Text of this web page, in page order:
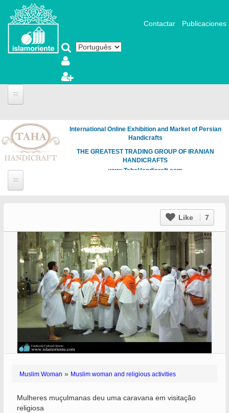
Pular para o conteúdo principal
Contactar Publicaciones
International Online Exhibition and Market of Persian
Handicrafts
THE GREATEST TRADING GROUP OF IRANIAN
HANDICRAFTS
www.TahaHandicraft.com
Like 7
Muslim Woman » Muslim woman and religious activities
Mulheres muçulmanas deu uma caravana em visitação
religiosa